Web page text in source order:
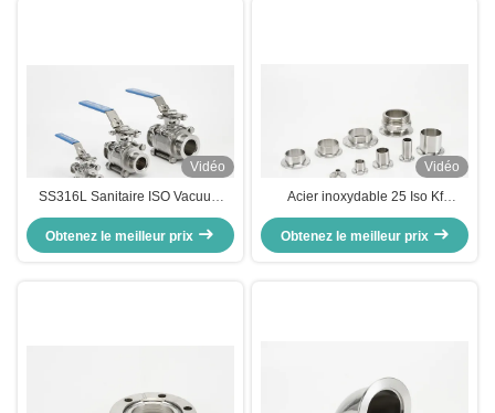
Vidéo
SS316L Sanitaire ISO Vacuum
Fittings, en acier inoxydable 3PC
soupape à bille
Obtenez le meilleur prix
Vidéo
Acier inoxydable 25 Iso Kf
raccords sous vide pinces
soudées type joint de flange sous
vide
Obtenez le meilleur prix